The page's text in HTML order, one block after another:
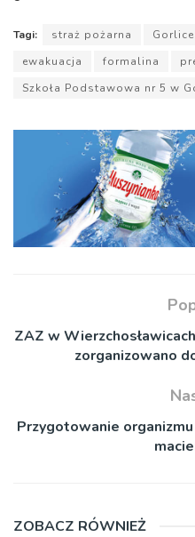
Tagi: straż pożarna Gorlice
ewakuacja
formalina
Szkoła Podstawowa nr 5 w
ZAZ w
zorganizowano
Przygotowanie
ZOBACZ RÓWNIEŻ